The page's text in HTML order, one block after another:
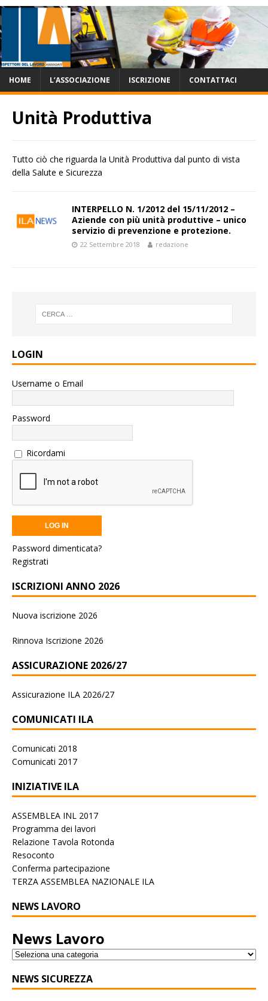
HOME L’ASSOCIAZIONE ISCRIZIONE CONTATTACI
Unità Produttiva
Tutto ciò che riguarda la Unità Produttiva dal punto di vista
della Salute e Sicurezza
INTERPELLO N. 1/2012 del 15/11/2012 –
Aziende con più unità produttive – unico
servizio di prevenzione e protezione.
22 Settembre 2018 redazione
LOGIN
Username o Email
Password
Ricordami
Password dimenticata?
Registrati
ISCRIZIONI ANNO 2026
Nuova iscrizione 2026
Rinnova Iscrizione 2026
ASSICURAZIONE 2026/27
Assicurazione ILA 2026/27
COMUNICATI ILA
Comunicati 2018
Comunicati 2017
INIZIATIVE ILA
ASSEMBLEA INL 2017
Programma dei lavori
Relazione Tavola Rotonda
Resoconto
Conferma partecipazione
TERZA ASSEMBLEA NAZIONALE ILA
NEWS LAVORO
News Lavoro
NEWS SICUREZZA